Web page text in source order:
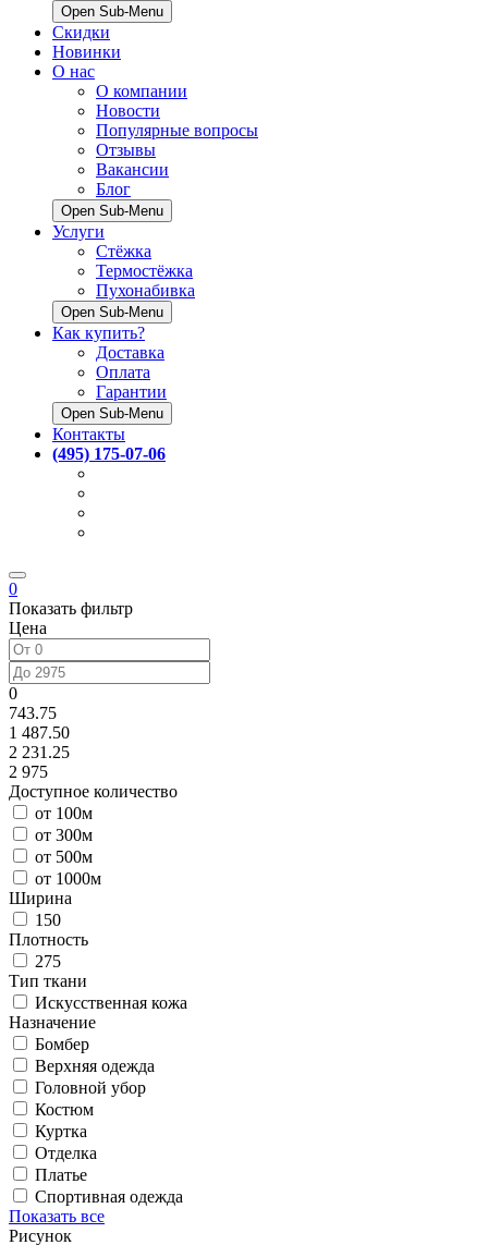
Open Sub-Menu
Скидки
Новинки
О нас
О компании
Новости
Популярные вопросы
Отзывы
Вакансии
Блог
Open Sub-Menu
Услуги
Стёжка
Термостёжка
Пухонабивка
Open Sub-Menu
Как купить?
Доставка
Оплата
Гарантии
Open Sub-Menu
Контакты
(495) 175-07-06
0
Показать фильтр
Цена
0
743.75
1 487.50
2 231.25
2 975
Доступное количество
от 100м
от 300м
от 500м
от 1000м
Ширина
150
Плотность
275
Тип ткани
Искусственная кожа
Назначение
Бомбер
Верхняя одежда
Головной убор
Костюм
Куртка
Отделка
Платье
Спортивная одежда
Показать все
Рисунок